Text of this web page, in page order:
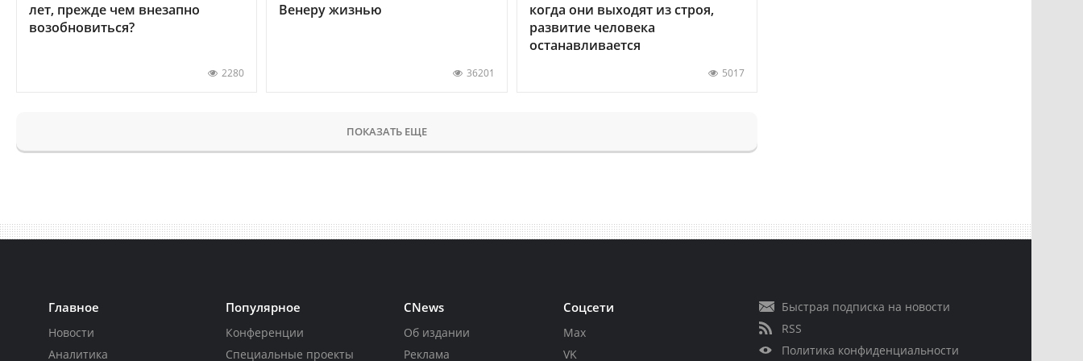
лет, прежде чем внезапно
возобновиться?
2280
Венеру жизнью
36201
когда они выходят из строя,
развитие человека
останавливается
5017
ПОКАЗАТЬ ЕЩЕ
Главное
Новости
Аналитика
Популярное
Конференции
Специальные проекты
CNews
Об издании
Реклама
Соцсети
Max
VK
Быстрая подписка на новости
RSS
Политика конфиденциальности